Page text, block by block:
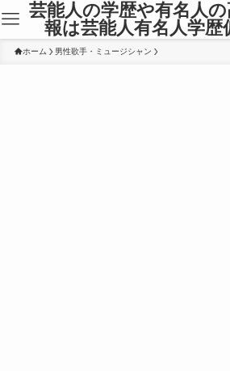
芸能人の学歴や有名人
報は芸能人有名人学歴
ホーム 男性歌手・ミュージシャン